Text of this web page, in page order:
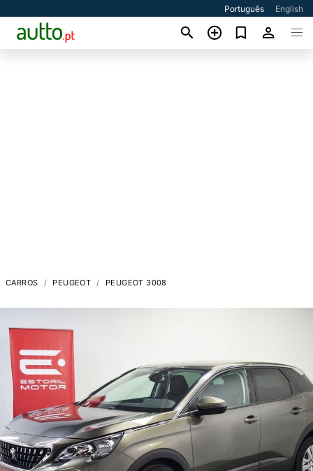
Português English
CARROS PEUGEOT PEUGEOT 3008